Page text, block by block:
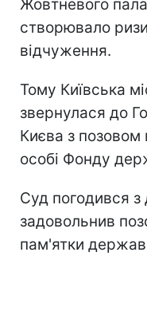
Жовтневого
створювало
відчуження.
Тому Київська
звернулася до
Києва з позовом
особі Фонду
Суд погодився
задовольнив
пам'ятки